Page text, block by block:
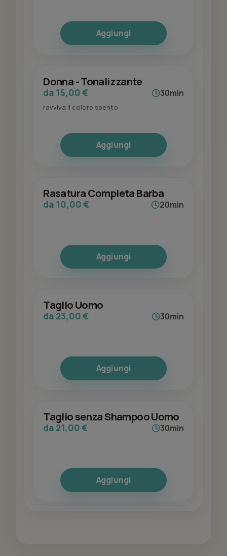
Aggiungi
Donna - Tonalizzante
da 15,00 € 30min
ravviva il colore spento
Aggiungi
Rasatura Completa Barba
da 10,00 € 20min
Aggiungi
Taglio Uomo
da 23,00 € 30min
Aggiungi
Taglio senza Shampoo Uomo
da 21,00 € 30min
Aggiungi